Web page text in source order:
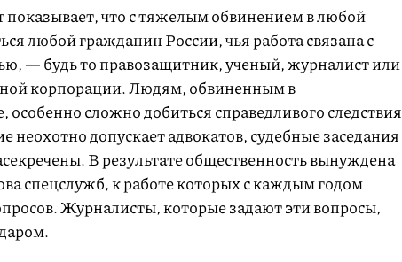
показывает, что с тяжелым обвинением в любой
любой гражданин России, чья работа связана с
— будь то правозащитник, ученый, журналист или
корпорации. Людям, обвиненным в
особенно сложно добиться справедливого следствия
неохотно допускает адвокатов, судебные заседания
В результате общественность вынуждена
спецслужб, к работе которых с каждым годом
Журналисты, которые задают эти вопросы,